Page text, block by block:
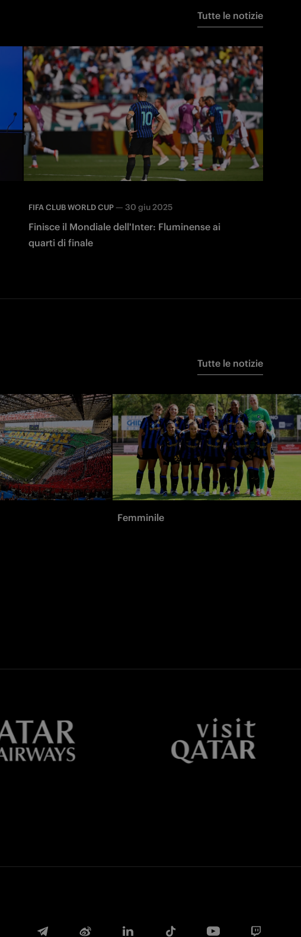
Tutte le notizie
FIFA CLUB WORLD CUP — 30 giu 2025
Finisce il Mondiale dell'Inter: Fluminense ai
quarti di finale
Tutte le notizie
Femminile